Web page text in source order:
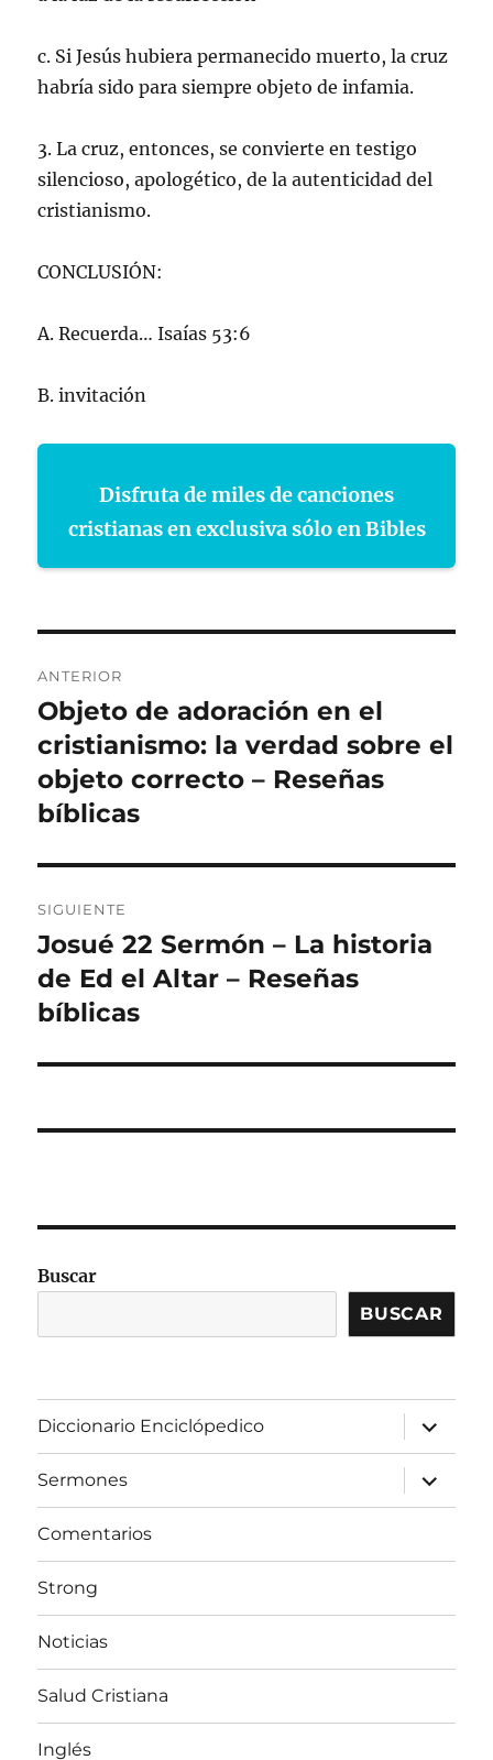
c. Si Jesús hubiera permanecido muerto, la cruz
habría sido para siempre objeto de infamia.
3. La cruz, entonces, se convierte en testigo
silencioso, apologético, de la autenticidad del
cristianismo.
CONCLUSIÓN:
A. Recuerda… Isaías 53:6
B. invitación
Disfruta de miles de canciones
cristianas en exclusiva sólo en Bibles
de
entradas
ANTERIOR
Entrada
anterior:
Objeto de adoración en el
cristianismo: la verdad sobre el
objeto correcto – Reseñas
bíblicas
SIGUIENTE
Entrada
siguiente:
Josué 22 Sermón – La historia
de Ed el Altar – Reseñas
bíblicas
Buscar
BUSCAR
Diccionario Enciclópedico
expandir
el
menú
inferior
Sermones
expandir
el
menú
Comentarios
Strong
Noticias
Salud Cristiana
Inglés